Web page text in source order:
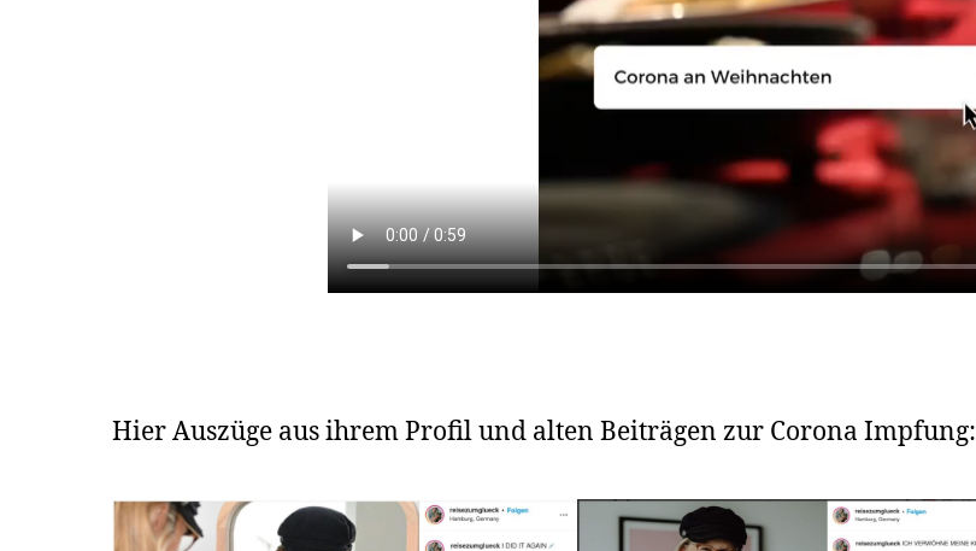
Hier Auszüge aus ihrem Profil und alten Beiträgen zur Corona Impfung: